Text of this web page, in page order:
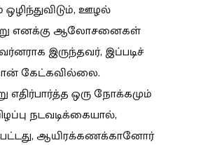
ஒழிந்துவிடும், ஊழல்
என்று எனக்கு ஆலோசனைகள்
இருந்தவர், இப்படிச்
கேட்கவில்லை.
எதிர்பார்த்த ஒரு நோக்கமும்
நடவடிக்கையால்,
ஆயிரக்கணக்கானோர்